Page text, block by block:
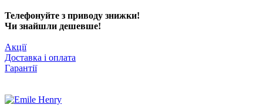
Телефонуйте з приводу знижки!
Чи знайшли дешевше!
Акції
Доставка і оплата
Гарантії